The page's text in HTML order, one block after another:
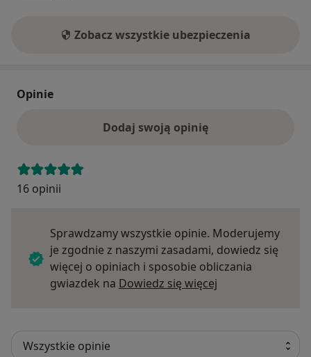
Zobacz wszystkie ubezpieczenia
Opinie
Dodaj swoją opinię
16 opinii
Sprawdzamy wszystkie opinie. Moderujemy
je zgodnie z naszymi zasadami, dowiedz się
więcej o opiniach i sposobie obliczania
gwiazdek na Dowiedz się więcej